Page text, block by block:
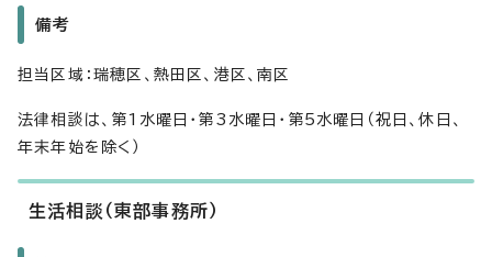
備考
担当区域：瑞穂区、熱田区、港区、南区
法律相談は、第1水曜日・第3水曜日・第5水曜日（祝日、休日、
年末年始を除く）
生活相談（東部事務所）